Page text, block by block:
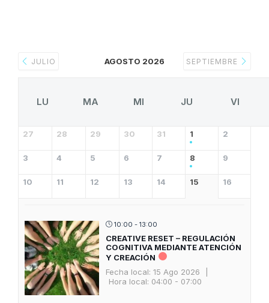
JULIO AGOSTO 2026 SEPTIEMBRE
LU MA MI JU VI
27 28 29 30 31 1 2
3 4 5 6 7 8 9
10 11 12 13 14 15 16
10:00 - 13:00
CREATIVE RESET – REGULACIÓN
COGNITIVA MEDIANTE ATENCIÓN
Y CREACIÓN
Fecha local: 15 Ago 2026
Hora local: 04:00 - 07:00